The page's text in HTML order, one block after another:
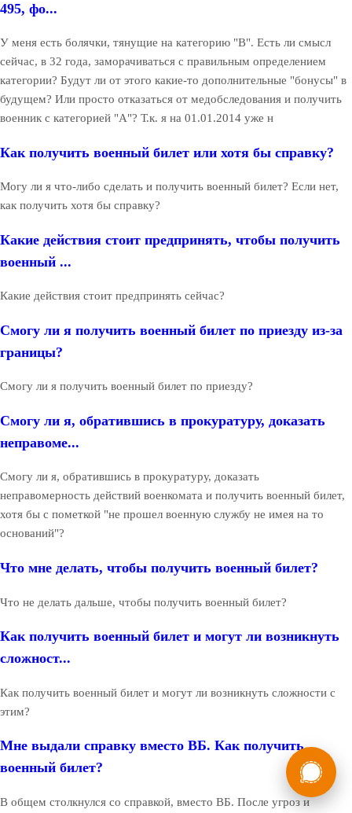
495, фо...
У меня есть болячки, тянущие на категорию "В". Есть ли смысл
сейчас, в 32 года, заморачиваться с правильным определением
категории? Будут ли от этого какие-то дополнительные "бонусы" в
будущем? Или просто отказаться от медобследования и получить
военник с категорией "А"? Т.к. я на 01.01.2014 уже н
Как получить военный билет или хотя бы справку?
Могу ли я что-либо сделать и получить военный билет? Если нет,
как получить хотя бы справку?
Какие действия стоит предпринять, чтобы получить
военный ...
Какие действия стоит предпринять сейчас?
Смогу ли я получить военный билет по приезду из-за
границы?
Смогу ли я получить военный билет по приезду?
Смогу ли я, обратившись в прокуратуру, доказать
неправоме...
Смогу ли я, обратившись в прокуратуру, доказать
неправомерность действий военкомата и получить военный билет,
хотя бы с пометкой "не прошел военную службу не имея на то
оснований"?
Что мне делать, чтобы получить военный билет?
Что не делать дальше, чтобы получить военный билет?
Как получить военный билет и могут ли возникнуть
сложност...
Как получить военный билет и могут ли возникнуть сложности с
этим?
Мне выдали справку вместо ВБ. Как получить
военный билет?
В общем столкнулся со справкой, вместо ВБ. После угроз и
России